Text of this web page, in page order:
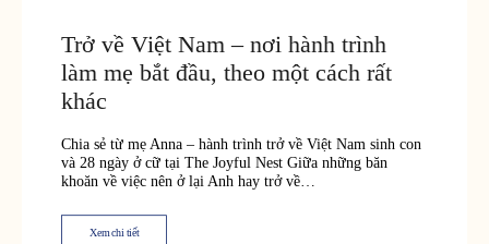
Trở về Việt Nam – nơi hành trình
làm mẹ bắt đầu, theo một cách rất
khác
Chia sẻ từ mẹ Anna – hành trình trở về Việt Nam sinh con
và 28 ngày ở cữ tại The Joyful Nest Giữa những băn
khoăn về việc nên ở lại Anh hay trở về…
Xem chi tiết